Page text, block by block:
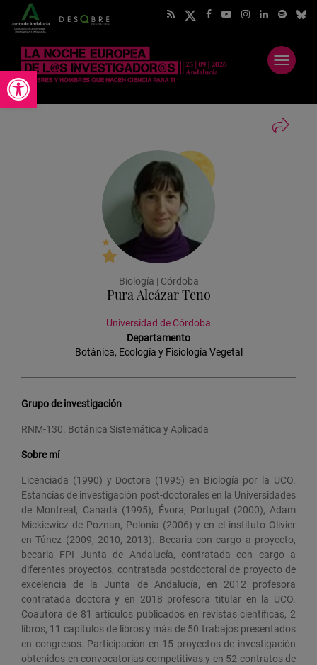
Abrir barra de herramientas
Abrir
menú
Biología | Córdoba
Pura Alcázar Teno
Universidad de Córdoba
Departamento
Botánica, Ecología y Fisiología Vegetal
Grupo de investigación
RNM-130. Botánica Sistemática y Aplicada
Sobre mí
Licenciada (1990) y Doctora (1995) en Biología por la UCO.
Estancias de investigación post-doctorales en la Universidades
de Montreal, Canadá (1995), Évora, Portugal (2000), Adam
Mickiewicz de Poznan, Polonia (2006) y en el instituto Olivier
en Túnez (2009, 2010, 2013). Becaria con cargo a proyecto,
becaria FPI Junta de Andalucía, contratada con cargo a
diferentes proyectos, contratada postdoctoral de proyecto de
excelencia de la Junta de Andalucía, en 2012 profesora
contratada doctora y en 2018 profesora titular en la UCO.
Coautora de 81 artículos publicados en revistas científicas, 2
libros, 11 capítulos de libros y más de 50 trabajos presentados
en congresos. Participación en 15 proyectos de investigación
obtenidos en convocatorias competitivas y en 52 contratos de